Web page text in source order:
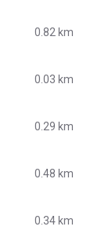
0.82 km
0.03 km
0.29 km
0.48 km
0.34 km